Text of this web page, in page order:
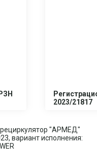
2023/21817
"АРМЕД"
вариант исполнения: